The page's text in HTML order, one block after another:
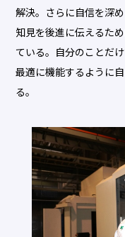
解決。さらに自信を深
知見を後進に伝えるた
ている。自分のことだ
最適に機能するように
る。